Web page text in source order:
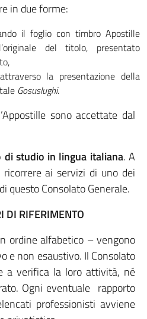
in due forme:
il foglio con timbro Apostille
del titolo, presentato
la presentazione della
Gosuslughi.
sono accettate dal
studio in lingua italiana. A
ai servizi di uno dei
questo Consolato Generale.
DI RIFERIMENTO
ordine alfabetico – vengono
e non esaustivo. Il Consolato
a verifica la loro attività, né
Ogni eventuale rapporto
professionisti avviene